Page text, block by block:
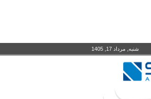
شنبه, مرداد 17, 1405